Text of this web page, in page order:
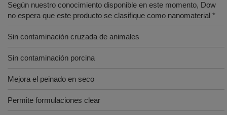
Según nuestro conocimiento disponible en este momento, Dow
no espera que este producto se clasifique como nanomaterial *
Sin contaminación cruzada de animales
Sin contaminación porcina
Mejora el peinado en seco
Permite formulaciones clear